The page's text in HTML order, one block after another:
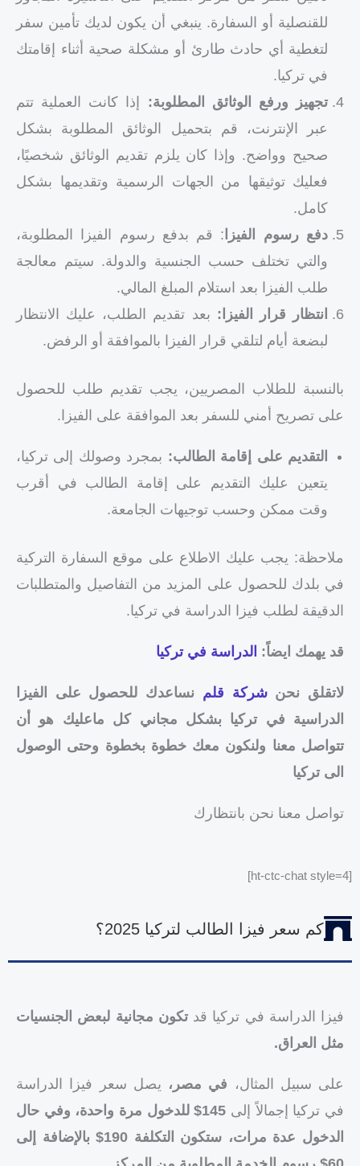
للقنصلية أو السفارة. ينبغي أن يكون لديك تأمين سفر
لتغطية أي حادث طارئ أو مشكلة صحية أثناء إقامتك
في تركيا.
تجهيز ورفع الوثائق المطلوبة: إذا كانت العملية تتم
عبر الإنترنت، قم بتحميل الوثائق المطلوبة بشكل
صحيح وواضح. وإذا كان يلزم تقديم الوثائق شخصيًا،
فعليك توثيقها من الجهات الرسمية وتقديمها بشكل
كامل.
دفع رسوم الفيزا : قم بدفع رسوم الفيزا المطلوبة،
والتي تختلف حسب الجنسية والدولة. سيتم معالجة
طلب الفيزا بعد استلام المبلغ المالي.
انتظار قرار الفيزا: بعد تقديم الطلب، عليك الانتظار
لبضعة أيام لتلقي قرار الفيزا بالموافقة أو الرفض.
بالنسبة للطلاب المصريين، يجب تقديم طلب للحصول
على تصريح أمني للسفر بعد الموافقة على الفيزا.
التقديم على إقامة الطالب: بمجرد وصولك إلى تركيا،
يتعين عليك التقديم على إقامة الطالب في أقرب
وقت ممكن وحسب توجيهات الجامعة.
ملاحظة: يجب عليك الاطلاع على موقع السفارة التركية
في بلدك للحصول على المزيد من التفاصيل والمتطلبات
الدقيقة لطلب فيزا الدراسة في تركيا.
قد يهمك ايضاً: الدراسة في تركيا
لاتقلق نحنشركة قلم
نساعدك للحصول على الفيزا
الدراسية في تركيا بشكل مجاني كل ماعليك هو أن
تتواصل معنا ولنكون معك خطوة بخطوة وحتى الوصول
الى تركيا
تواصل معنا نحن بانتظارك
[ht-ctc-chat style=4]
كم سعر فيزا الطالب لتركيا 2025؟
فيزا الدراسة في تركيا قدتكون مجانية لبعض الجنسيات
مثل العراق.
على سبيل المثال، في مصر، يصل سعر فيزا الدراسة
في تركيا إجمالاً إلى 145$ للدخول مرة واحدة،
وفي حال
الدخول عدة مرات، ستكون التكلفة 190$ بالإضافة إلى